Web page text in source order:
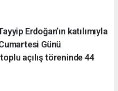
Erdoğan’ın katılımıyla
Günü
açılış töreninde 44